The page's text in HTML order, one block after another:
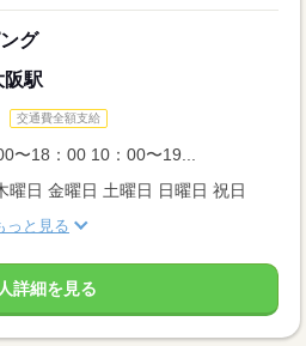
グ
阪駅
交通費全額支給
〜18：00 10：00〜19...
曜日 金曜日 土曜日 日曜日 祝日
っと見る
詳細を見る